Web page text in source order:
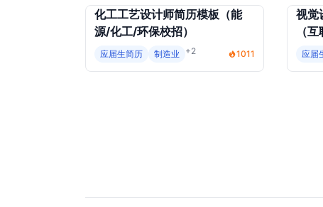
化工工艺设计师简历模板（能
源/化工/环保校招）
应届生简历 制造业 +2 1011
视觉
（
应届